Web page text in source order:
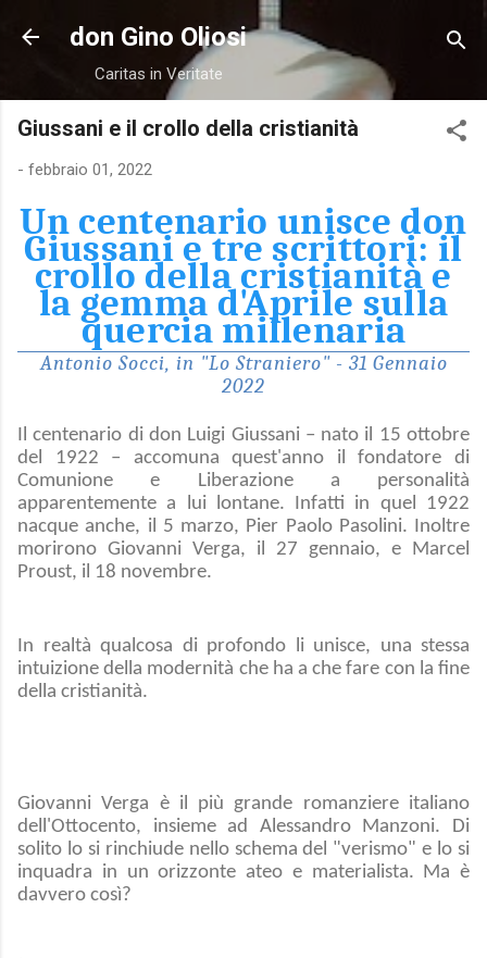
Passa ai contenuti principali
don Gino Oliosi
Caritas in Veritate
Giussani e il crollo della cristianità
- febbraio 01, 2022
Un centenario unisce don
Giussani e tre scrittori: il
crollo della cristianità e
la gemma d'Aprile sulla
quercia millenaria
Antonio Socci, in "Lo Straniero" - 31 Gennaio
2022
Il centenario di don Luigi Giussani – nato il 15 ottobre
del 1922 – accomuna quest'anno il fondatore di
Comunione e Liberazione a personalità
apparentemente a lui lontane. Infatti in quel 1922
nacque anche, il 5 marzo, Pier Paolo Pasolini. Inoltre
morirono Giovanni Verga, il 27 gennaio, e Marcel
Proust, il 18 novembre.
In realtà qualcosa di profondo li unisce, una stessa
intuizione della modernità che ha a che fare con la fine
della cristianità.
Giovanni Verga è il più grande romanziere italiano
dell'Ottocento, insieme ad Alessandro Manzoni. Di
solito lo si rinchiude nello schema del "verismo" e lo si
inquadra in un orizzonte ateo e materialista. Ma è
davvero così?